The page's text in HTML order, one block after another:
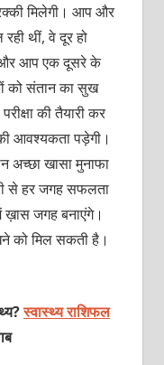
मिलेगी। आप और
थीं, वे दूर हो
और आप एक दूसरे के
को संतान का सुख
की तैयारी कर
आवश्यकता पड़ेगी।
अच्छा खासा मुनाफा
से हर जगह सफलता
जगह बनाएंगे।
को मिल सकती है।
स्वास्थ्य राशिफल